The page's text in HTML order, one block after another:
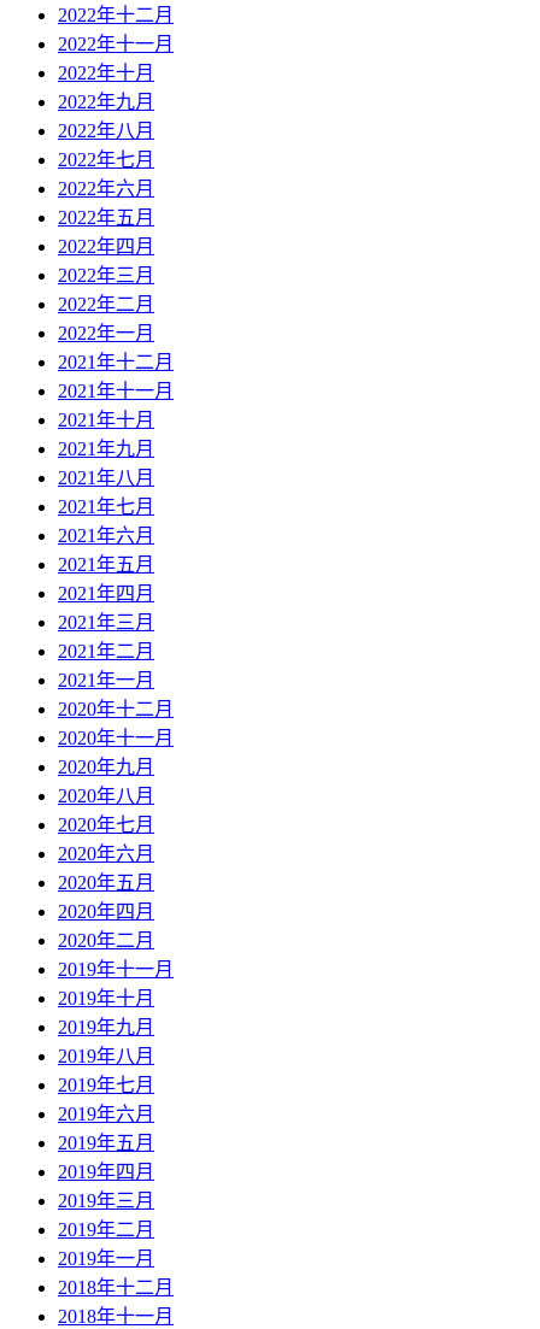
2022年十二月
2022年十一月
2022年十月
2022年九月
2022年八月
2022年七月
2022年六月
2022年五月
2022年四月
2022年三月
2022年二月
2022年一月
2021年十二月
2021年十一月
2021年十月
2021年九月
2021年八月
2021年七月
2021年六月
2021年五月
2021年四月
2021年三月
2021年二月
2021年一月
2020年十二月
2020年十一月
2020年九月
2020年八月
2020年七月
2020年六月
2020年五月
2020年四月
2020年二月
2019年十一月
2019年十月
2019年九月
2019年八月
2019年七月
2019年六月
2019年五月
2019年四月
2019年三月
2019年二月
2019年一月
2018年十二月
2018年十一月